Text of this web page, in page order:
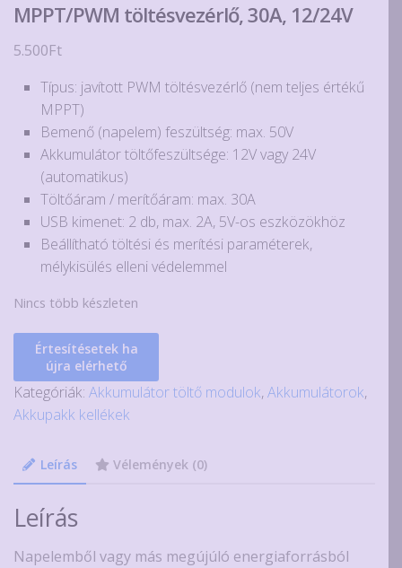
MPPT/PWM töltésvezérlő, 30A, 12/24V
5.500Ft
Típus: javított PWM töltésvezérlő (nem teljes értékű
MPPT)
Bemenő (napelem) feszültség: max. 50V
Akkumulátor töltőfeszültsége: 12V vagy 24V
(automatikus)
Töltőáram / merítőáram: max. 30A
USB kimenet: 2 db, max. 2A, 5V-os eszközökhöz
Beállítható töltési és merítési paraméterek,
mélykisülés elleni védelemmel
Nincs több készleten
Értesítésetek ha
újra elérhető
Kategóriák: Akkumulátor töltő modulok,Akkumulátorok,
Akkupakk kellékek
Leírás Vélemények (0)
Leírás
Napelemből vagy más megújúló energiaforrásból